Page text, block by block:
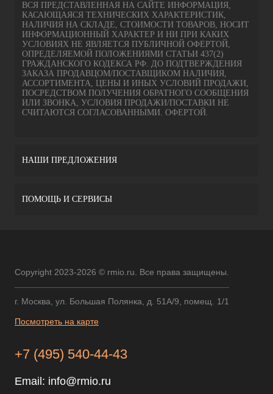
ВСЯ ПРЕДСТАВЛЕННАЯ НА САЙТЕ ИНФОРМАЦИЯ,
КАСАЮЩАЯСЯ ТЕХНИЧЕСКИХ ХАРАКТЕРИСТИК,
НАЛИЧИЯ НА СКЛАДЕ, СТОИМОСТИ ТОВАРОВ, НОСИТ
ИНФОРМАЦИОННЫЙ ХАРАКТЕР И НИ ПРИ КАКИХ
УСЛОВИЯХ НЕ ЯВЛЯЕТСЯ ПУБЛИЧНОЙ ОФЕРТОЙ,
ОПРЕДЕЛЯЕМОЙ ПОЛОЖЕНИЯМИ СТАТЬИ 437(2)
ГРАЖДАНСКОГО КОДЕКСА РФ. ДО ПОДТВЕРЖДЕНИЯ
ЗАКАЗА ПРОДАВЦОМ/ПОСТАВЩИКОМ НАЛИЧИЯ,
АССОРТИМЕНТА, ЦЕНЫ И ИНЫХ УСЛОВИЙ ПРОДАЖИ,
ПОСРЕДСТВОМ ПОЛУЧЕНИЯ ОБРАТНОГО СООБЩЕНИЯ
ИЛИ ЗВОНКА, УСЛОВИЯ ПРОДАЖИ/ПОСТАВКИ НЕ
СЧИТАЮТСЯ СОГЛАСОВАННЫМИ. ОФЕРТОЙ.
НАШИ ПРЕДЛОЖЕНИЯ
ПОМОЩЬ И СЕРВИСЫ
Copyright 2023-2026 © rmio.ru. Все права защищены.
г. Москва, ул. Большая Полянка, д. 51А/9, помещ. 1/1
Посмотреть на карте
+7 (495) 540-44-43
Email: info@rmio.ru